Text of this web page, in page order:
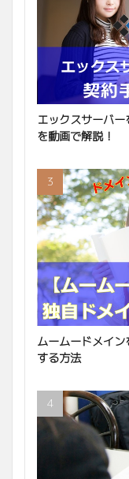
エックスサーバ
を動画で解説！
ムームードメイ
する方法